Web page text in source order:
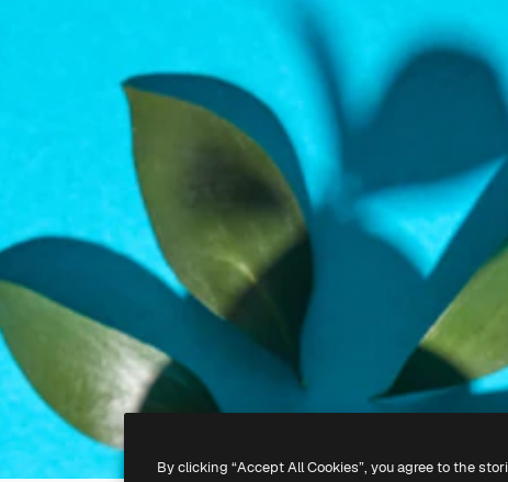
By clicking “Accept All Cookies”, you agree to the